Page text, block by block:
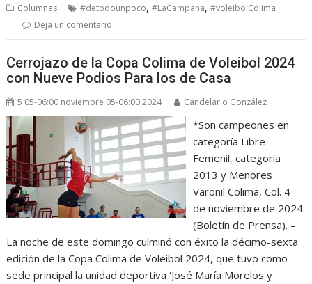
Columnas #detodounpoco,#LaCampana,#voleibolColima
Deja un comentario
Cerrojazo de la Copa Colima de Voleibol 2024
con Nueve Podios Para los de Casa
5 05-06:00 noviembre 05-06:00 2024 Candelario González
*Son campeones en
categoría Libre
Femenil, categoría
2013 y Menores
Varonil Colima, Col. 4
de noviembre de 2024
(Boletín de Prensa). –
La noche de este domingo culminó con éxito la décimo-sexta
edición de la Copa Colima de Voleibol 2024, que tuvo como
sede principal la unidad deportiva ‘José María Morelos y